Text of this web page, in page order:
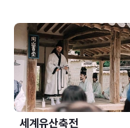
세계유산축전